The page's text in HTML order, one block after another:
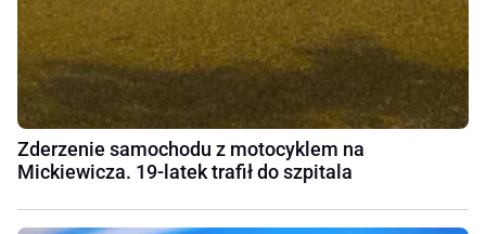
Zderzenie samochodu z motocyklem na
Mickiewicza. 19-latek trafił do szpitala